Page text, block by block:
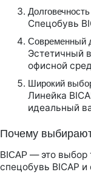
Долговечность
Спецобувь
Современный
Эстетичный
офисной
Широкий
Линейка
идеальный
Почему
BICAP — это выбор
спецобувь BICAP